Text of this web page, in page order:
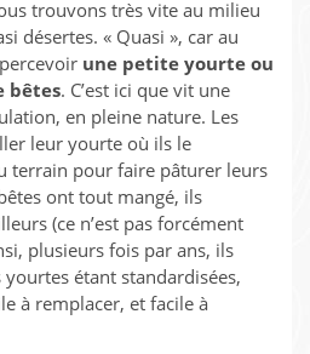
trouvons très vite au milieu
désertes. « Quasi », car au
une petite yourte ou
bêtes. C’est ici que vit une
en pleine nature. Les
leur yourte où ils le
terrain pour faire pâturer leurs
ont tout mangé, ils
(ce n’est pas forcément
plusieurs fois par ans, ils
étant standardisées,
à remplacer, et facile à